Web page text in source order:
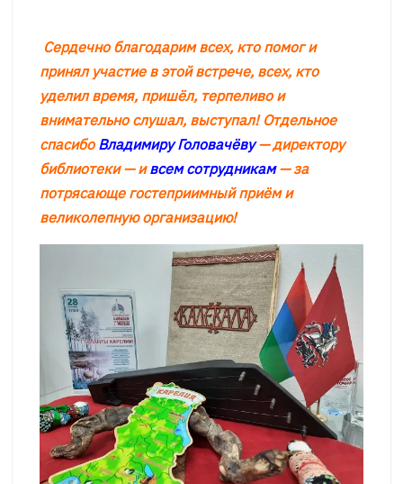
Сердечно благодарим всех, кто помог и
принял участие в этой встрече, всех, кто
уделил время, пришёл, терпеливо и
внимательно слушал, выступал! Отдельное
спасибо Владимиру Головачёву— директору
библиотеки — ивсем сотрудникам— за
потрясающе гостеприимный приём и
великолепную организацию!